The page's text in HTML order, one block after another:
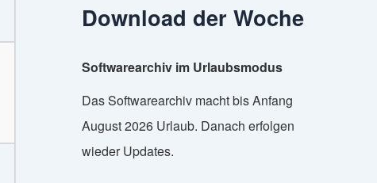
Download der Woche
Softwarearchiv im Urlaubsmodus
Das Softwarearchiv macht bis Anfang
August 2026 Urlaub. Danach erfolgen
wieder Updates.